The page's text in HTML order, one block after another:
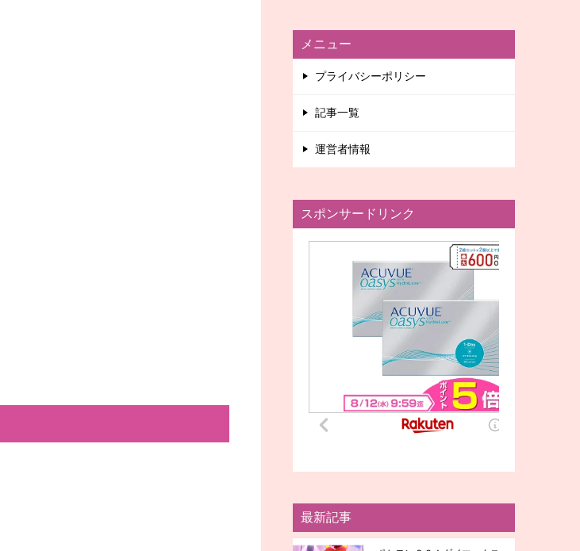
メニュー
プライバシーポリシー
記事一覧
運営者情報
スポンサードリンク
最新記事